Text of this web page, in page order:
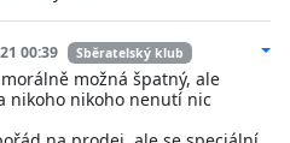
00:39 Sběratelský klub
možná špatný, ale
nikoho nikoho nenutí nic